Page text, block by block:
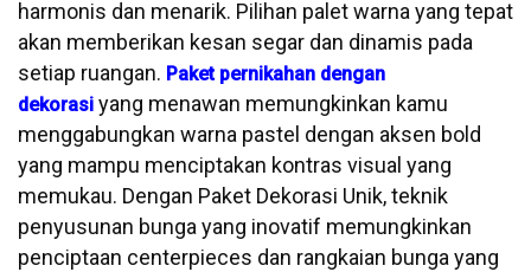
harmonis dan menarik. Pilihan palet warna yang tepat
akan memberikan kesan segar dan dinamis pada
setiap ruangan. Paket pernikahan dengan
dekorasi yang menawan memungkinkan kamu
menggabungkan warna pastel dengan aksen bold
yang mampu menciptakan kontras visual yang
memukau. Dengan Paket Dekorasi Unik, teknik
penyusunan bunga yang inovatif memungkinkan
penciptaan centerpieces dan rangkaian bunga yang